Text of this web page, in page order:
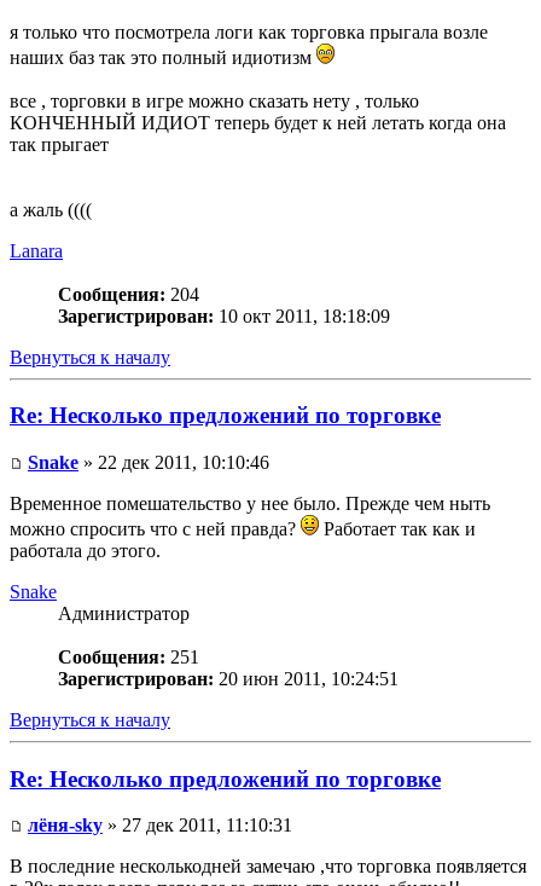
я только что посмотрела логи как торговка прыгала возле
наших баз так это полный идиотизм
все , торговки в игре можно сказать нету , только
КОНЧЕННЫЙ ИДИОТ теперь будет к ней летать когда она
так прыгает
а жаль ((((
Lanara
Сообщения: 204
Зарегистрирован: 10 окт 2011, 18:18:09
Вернуться к началу
Re: Несколько предложений по торговке
Snake » 22 дек 2011, 10:10:46
Временное помешательство у нее было. Прежде чем ныть
можно спросить что с ней правда?
Работает так как и
работала до этого.
Snake
Администратор
Сообщения: 251
Зарегистрирован: 20 июн 2011, 10:24:51
Вернуться к началу
Re: Несколько предложений по торговке
лёня-sky » 27 дек 2011, 11:10:31
В последние несколькодней замечаю ,что торговка появляется